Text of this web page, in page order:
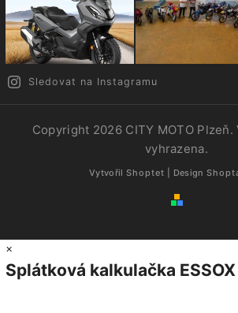
Sledovat na Instagramu
Copyright 2026 CITY MOTO Plzeň.
vyhrazena.
Vytvořil Shoptet | Design
×
Splátková kalkulačka ESSOX